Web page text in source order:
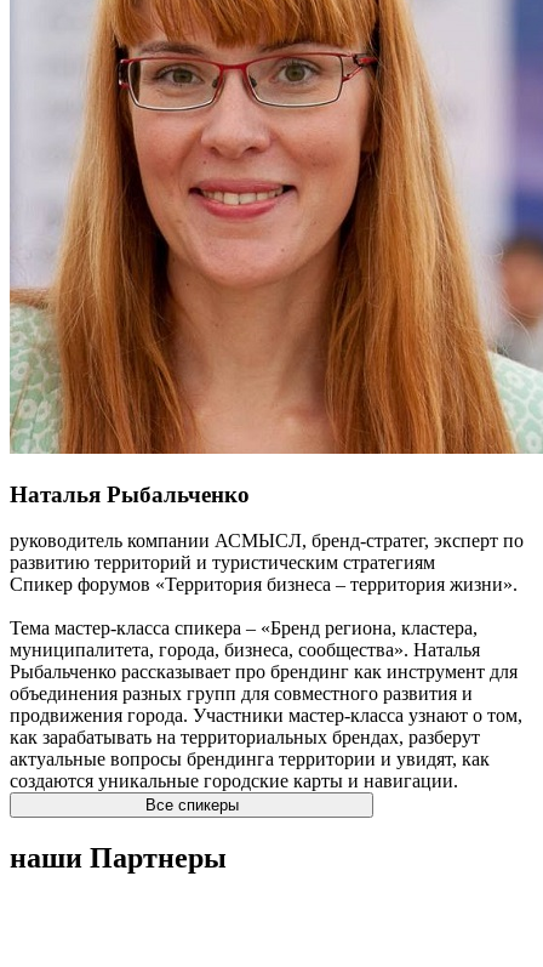
Наталья Рыбальченко
руководитель компании АСМЫСЛ, бренд-стратег, эксперт по
развитию территорий и туристическим стратегиям
Спикер форумов «Территория бизнеса – территория жизни».
Тема мастер-класса спикера – «Бренд региона, кластера,
муниципалитета, города, бизнеса, сообщества». Наталья
Рыбальченко рассказывает про брендинг как инструмент для
объединения разных групп для совместного развития и
продвижения города. Участники мастер-класса узнают о том,
как зарабатывать на территориальных брендах, разберут
актуальные вопросы брендинга территории и увидят, как
создаются уникальные городские карты и навигации.
Все спикеры
наши Партнеры